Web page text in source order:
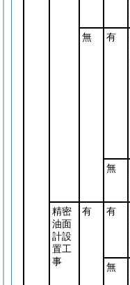
無 有
無
精密
油面
計設
置工
事
有 有
無